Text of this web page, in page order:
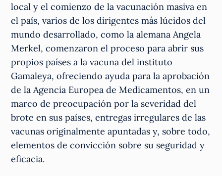
local y el comienzo de la vacunación masiva en
el país, varios de los dirigentes más lúcidos del
mundo desarrollado, como la alemana Angela
Merkel, comenzaron el proceso para abrir sus
propios países a la vacuna del instituto
Gamaleya, ofreciendo ayuda para la aprobación
de la Agencia Europea de Medicamentos, en un
marco de preocupación por la severidad del
brote en sus países, entregas irregulares de las
vacunas originalmente apuntadas y, sobre todo,
elementos de convicción sobre su seguridad y
eficacia.